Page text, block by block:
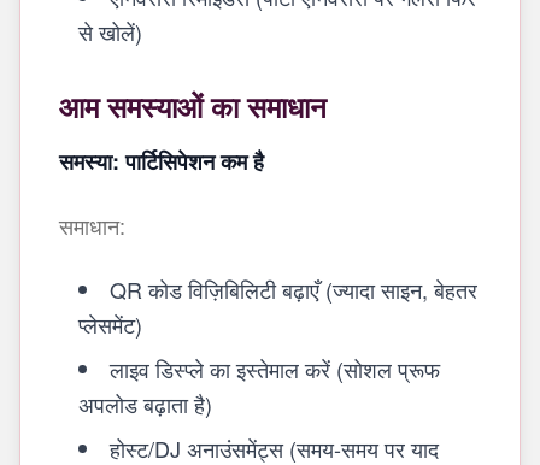
से खोलें)
आम समस्याओं का समाधान
समस्या: पार्टिसिपेशन कम है
समाधान:
QR कोड विज़िबिलिटी बढ़ाएँ (ज्यादा साइन, बेहतर
प्लेसमेंट)
लाइव डिस्प्ले का इस्तेमाल करें (सोशल प्रूफ
अपलोड बढ़ाता है)
होस्ट/DJ अनाउंसमेंट्स (समय-समय पर याद